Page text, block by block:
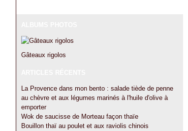
Gâteaux rigolos
La Provence dans mon bento : salade tiède de penne
au chèvre et aux légumes marinés à l'huile d'olive à
emporter
Wok de saucisse de Morteau façon thaïe
Bouillon thaï au poulet et aux raviolis chinois